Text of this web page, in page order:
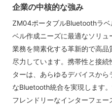
企業の中核的な強み
ZM04ポータブルBluetoothラ
ベル作成ニーズに最適なソリ
業務を簡素化する革新的で高
尽力しています。携帯性と接
ターは、あらゆるデバイスか
なBluetooth統合を実現します
フレンドリーなインターフェ